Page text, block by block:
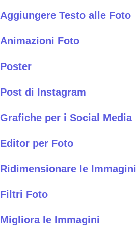
Aggiungere Testo alle Foto
Animazioni Foto
Poster
Post di Instagram
Grafiche per i Social Media
Editor per Foto
Ridimensionare le Immagini
Filtri Foto
Migliora le Immagini